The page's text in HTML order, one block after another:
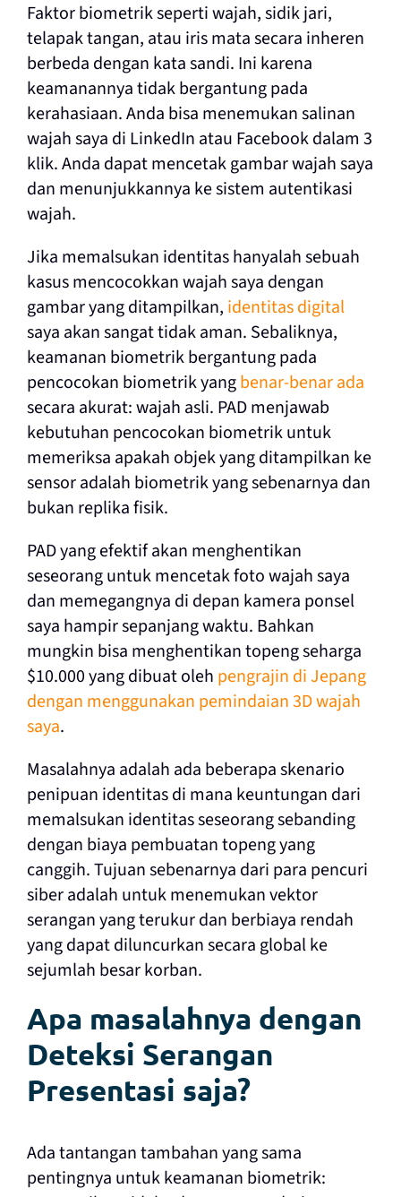
Faktor biometrik seperti wajah, sidik jari,
telapak tangan, atau iris mata secara inheren
berbeda dengan kata sandi. Ini karena
keamanannya tidak bergantung pada
kerahasiaan. Anda bisa menemukan salinan
wajah saya di LinkedIn atau Facebook dalam 3
klik. Anda dapat mencetak gambar wajah saya
dan menunjukkannya ke sistem autentikasi
wajah.
Jika memalsukan identitas hanyalah sebuah
kasus mencocokkan wajah saya dengan
gambar yang ditampilkan, identitas digital
saya akan sangat tidak aman. Sebaliknya,
keamanan biometrik bergantung pada
pencocokan biometrik yangbenar-benar ada
secara akurat: wajah asli. PAD menjawab
kebutuhan pencocokan biometrik untuk
memeriksa apakah objek yang ditampilkan ke
sensor adalah biometrik yang sebenarnya dan
bukan replika fisik.
PAD yang efektif akan menghentikan
seseorang untuk mencetak foto wajah saya
dan memegangnya di depan kamera ponsel
saya hampir sepanjang waktu. Bahkan
mungkin bisa menghentikan topeng seharga
$10.000 yang dibuat oleh pengrajin di Jepang
dengan menggunakan pemindaian 3D wajah
saya.
Masalahnya adalah ada beberapa skenario
penipuan identitas di mana keuntungan dari
memalsukan identitas seseorang sebanding
dengan biaya pembuatan topeng yang
canggih. Tujuan sebenarnya dari para pencuri
siber adalah untuk menemukan vektor
serangan yang terukur dan berbiaya rendah
yang dapat diluncurkan secara global ke
sejumlah besar korban.
Apa masalahnya dengan
Deteksi Serangan
Presentasi saja?
Ada tantangan tambahan yang sama
pentingnya untuk keamanan biometrik: